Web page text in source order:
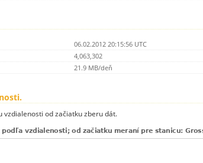
06.02.2012 20:15:56 UTC
4,063,302
21.9 MB/deň
od začiatku zberu dát.